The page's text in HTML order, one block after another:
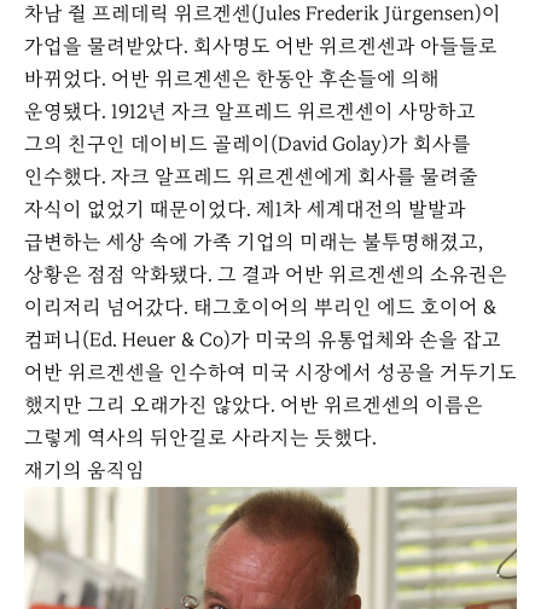
차남 쥘 프레데릭 위르겐센(Jules Frederik Jürgensen)이
가업을 물려받았다. 회사명도 어반 위르겐센과 아들들로
바뀌었다. 어반 위르겐센은 한동안 후손들에 의해
운영됐다. 1912년 자크 알프레드 위르겐센이 사망하고
그의 친구인 데이비드 골레이(David Golay)가 회사를
인수했다. 자크 알프레드 위르겐센에게 회사를 물려줄
자식이 없었기 때문이었다. 제1차 세계대전의 발발과
급변하는 세상 속에 가족 기업의 미래는 불투명해졌고,
상황은 점점 악화됐다. 그 결과 어반 위르겐센의 소유권은
이리저리 넘어갔다. 태그호이어의 뿌리인 에드 호이어 &
컴퍼니(Ed. Heuer & Co)가 미국의 유통업체와 손을 잡고
어반 위르겐센을 인수하여 미국 시장에서 성공을 거두기도
했지만 그리 오래가진 않았다. 어반 위르겐센의 이름은
그렇게 역사의 뒤안길로 사라지는 듯했다.
재기의 움직임